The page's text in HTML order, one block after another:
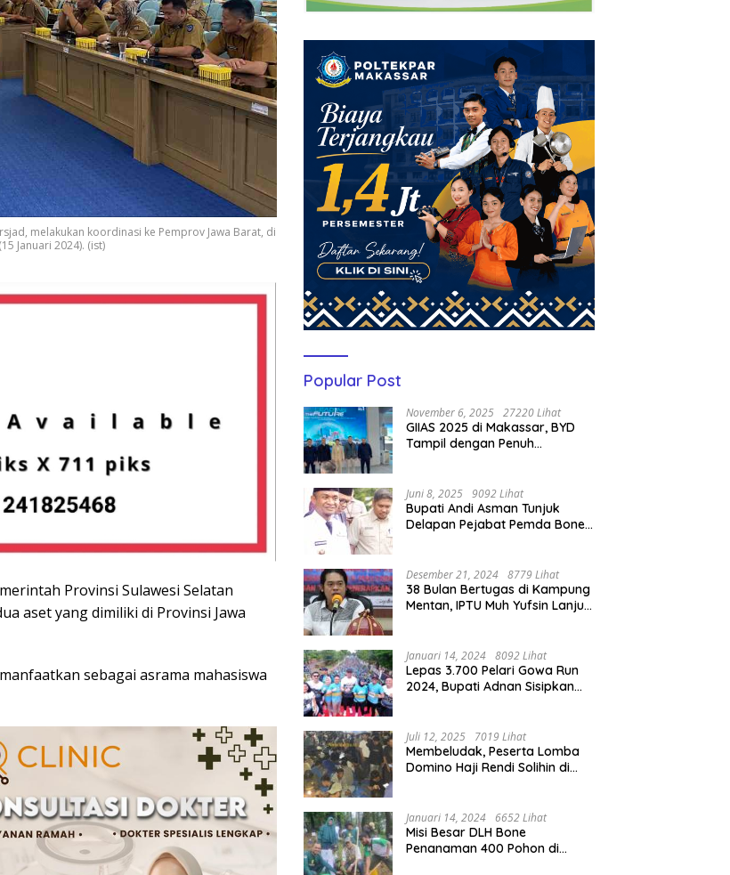
melakukan koordinasi ke Pemprov Jawa Barat, di
Januari 2024). (ist)
Provinsi Sulawesi Selatan
aset yang dimiliki di Provinsi Jawa
sebagai asrama mahasiswa
Popular Post
November 6, 2025 27220 Lihat
GIIAS 2025 di Makassar, BYD
Tampil dengan Penuh
Juni 8, 2025 9092 Lihat
Bupati Andi Asman Tunjuk
Delapan Pejabat Pemda Bone
Desember 21, 2024 8779 Lihat
38 Bulan Bertugas di Kampung
Mentan, IPTU Muh Yufsin Lanjut
Januari 14, 2024 8092 Lihat
Lepas 3.700 Pelari Gowa Run
2024, Bupati Adnan Sisipkan
Juli 12, 2025 7019 Lihat
Membeludak, Peserta Lomba
Domino Haji Rendi Solihin di
Januari 14, 2024 6652 Lihat
Misi Besar DLH Bone
Penanaman 400 Pohon di